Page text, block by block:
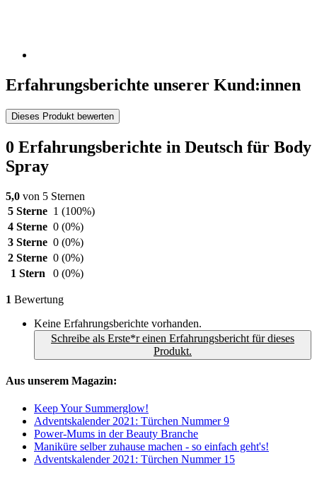
Erfahrungsberichte unserer Kund:innen
Dieses Produkt bewerten
0 Erfahrungsberichte in Deutsch für Body
Spray
5,0 von 5 Sternen
5 Sterne 1 (100%)
4 Sterne 0 (0%)
3 Sterne 0 (0%)
2 Sterne 0 (0%)
1 Stern
0 (0%)
1 Bewertung
Keine Erfahrungsberichte vorhanden.
Schreibe als Erste*r einen Erfahrungsbericht für dieses
Produkt.
Aus unserem Magazin:
Keep Your Summerglow!
Adventskalender 2021: Türchen Nummer 9
Power-Mums in der Beauty Branche
Maniküre selber zuhause machen - so einfach geht's!
Adventskalender 2021: Türchen Nummer 15